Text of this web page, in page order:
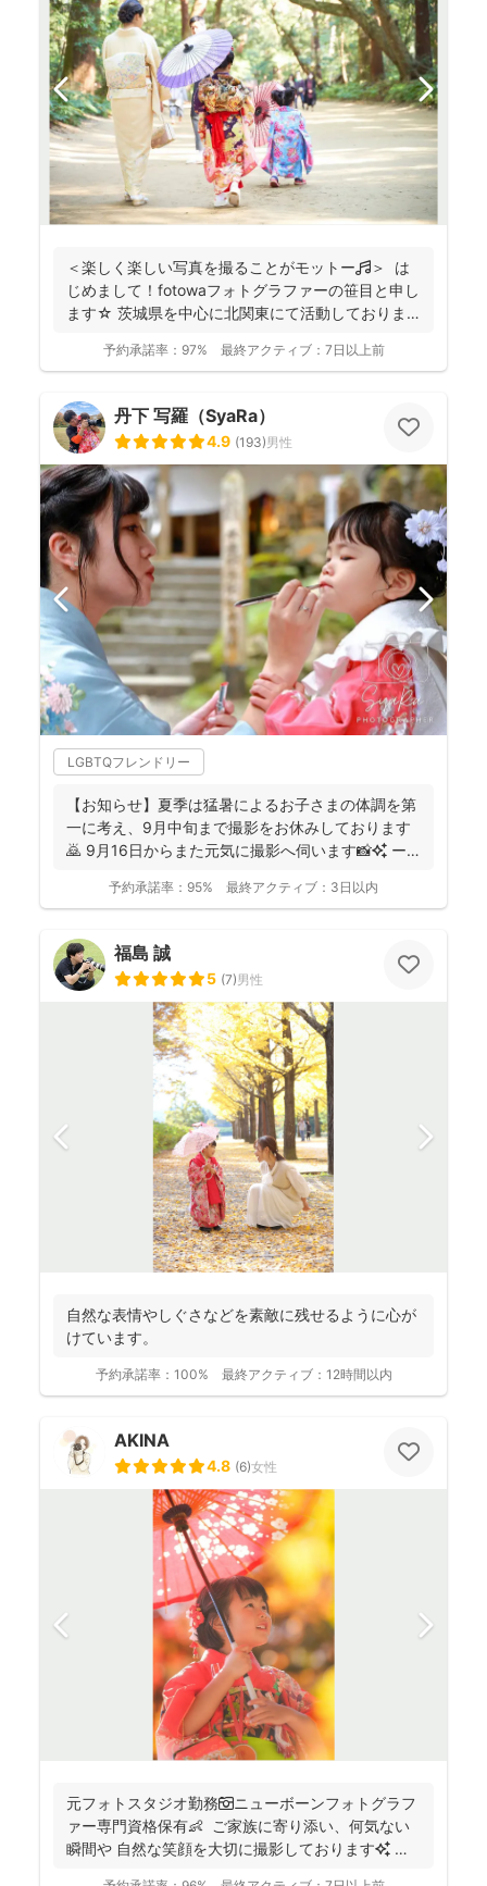
＜楽しく楽しい写真を撮ることがモットー🎵＞ は
じめまして！fotowaフォトグラファーの笹目と申し
ます☆ 茨城県を中心に北関東にて活動しておりま
予約承諾率： 97% 最終アクティブ： 7日以上前
丹下 写羅（SyaRa）
4.9 (193)男性
LGBTQフレンドリー
【お知らせ】夏季は猛暑によるお子さまの体調を第
一に考え、9月中旬まで撮影をお休みしております
🙇 9月16日からまた元気に撮影へ伺います📸✨ ー
予約承諾率： 95% 最終アクティブ： 3日以内
福島 誠
5 (7)男性
自然な表情やしぐさなどを素敵に残せるように心が
けています。
予約承諾率： 100% 最終アクティブ： 12時間以内
AKINA
4.8 (6)女性
元フォトスタジオ勤務📷ニューボーンフォトグラフ
ァー専門資格保有👶 ご家族に寄り添い、何気ない
瞬間や 自然な笑顔を大切に撮影しております✨ ま